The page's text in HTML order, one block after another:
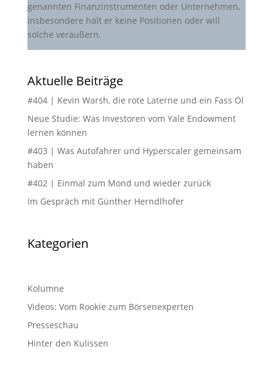
genannten Finanzinstrumenten oder Unternehmen,
insbesondere hält er keine Positionen oder will
solche veräußern.
Aktuelle Beiträge
#404 | Kevin Warsh, die rote Laterne und ein Fass Öl
Neue Studie: Was Investoren vom Yale Endowment
lernen können
#403 | Was Autofahrer und Hyperscaler gemeinsam
haben
#402 | Einmal zum Mond und wieder zurück
Im Gespräch mit Günther Herndlhofer
Kategorien
Kolumne
Videos: Vom Rookie zum Börsenexperten
Presseschau
Hinter den Kulissen